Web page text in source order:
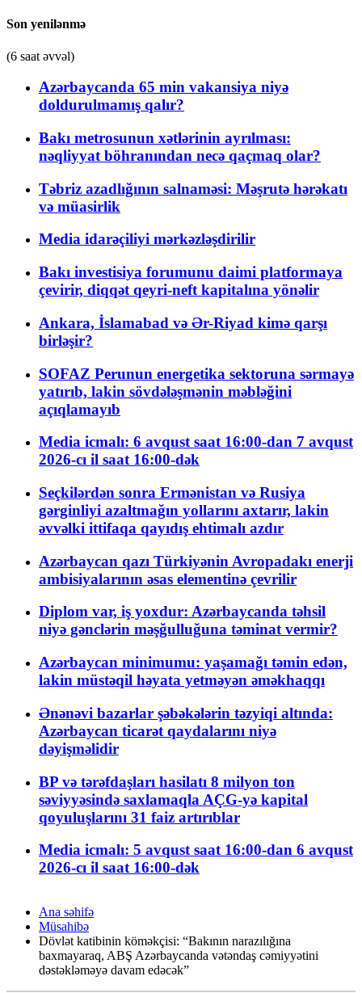
Son yenilənmə
(6 saat əvvəl)
Azərbaycanda 65 min vakansiya niyə
doldurulmamış qalır?
Bakı metrosunun xətlərinin ayrılması:
nəqliyyat böhranından necə qaçmaq olar?
Təbriz azadlığının salnaməsi: Məşrutə hərəkatı
və müasirlik
Media idarəçiliyi mərkəzləşdirilir
Bakı investisiya forumunu daimi platformaya
çevirir, diqqət qeyri-neft kapitalına yönəlir
Ankara, İslamabad və Ər-Riyad kimə qarşı
birləşir?
SOFAZ Perunun energetika sektoruna sərmayə
yatırıb, lakin sövdələşmənin məbləğini
açıqlamayıb
Media icmalı: 6 avqust saat 16:00-dan 7 avqust
2026-cı il saat 16:00-dək
Seçkilərdən sonra Ermənistan və Rusiya
gərginliyi azaltmağın yollarını axtarır, lakin
əvvəlki ittifaqa qayıdış ehtimalı azdır
Azərbaycan qazı Türkiyənin Avropadakı enerji
ambisiyalarının əsas elementinə çevrilir
Diplom var, iş yoxdur: Azərbaycanda təhsil
niyə gənclərin məşğulluğuna təminat vermir?
Azərbaycan minimumu: yaşamağı təmin edən,
lakin müstəqil həyata yetməyən əməkhaqqı
Ənənəvi bazarlar şəbəkələrin təzyiqi altında:
Azərbaycan ticarət qaydalarını niyə
dəyişməlidir
BP və tərəfdaşları hasilatı 8 milyon ton
səviyyəsində saxlamaqla AÇG-yə kapital
qoyuluşlarını 31 faiz artırıblar
Media icmalı: 5 avqust saat 16:00-dan 6 avqust
2026-cı il saat 16:00-dək
Ana səhifə
Müsahibə
Dövlət katibinin köməkçisi: “Bakının narazılığına
baxmayaraq, ABŞ Azərbaycanda vətəndaş cəmiyyətini
dəstəkləməyə davam edəcək”